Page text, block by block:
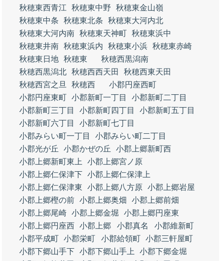
秋穂東西青江
秋穂東中野
秋穂東金山嶺
秋穂東中条
秋穂東北条
秋穂東大河内北
秋穂東大河内南 秋穂東天神町 秋穂東浜中
秋穂東井南 秋穂東浜内 秋穂東小浜 秋穂東赤崎
秋穂東日地 秋穂東
秋穂西黒潟南
秋穂西黒潟北 秋穂西西天田
秋穂西東天田
秋穂西宮之旦
秋穂西
小郡円座西町
小郡円座東町 小郡新町一丁目
小郡新町二丁目
小郡新町三丁目
小郡新町四丁目
小郡新町五丁目
小郡新町六丁目
小郡新町七丁目
小郡みらい町一丁目
小郡みらい町二丁目
小郡光が丘
小郡かぜの丘
小郡上郷新町西
小郡上郷新町東上
小郡上郷宮ノ原
小郡上郷仁保津下 小郡上郷仁保津上
小郡上郷仁保津東
小郡上郷八方原 小郡上郷岩屋
小郡上郷樫の前 小郡上郷奥畑
小郡上郷前畑
小郡上郷尾崎 小郡上郷金堀
小郡上郷円座東
小郡上郷円座西 小郡上郷 小郡真名
小郡維新町
小郡平成町 小郡栄町 小郡給領町 小郡三軒屋町
小郡下郷山手下 小郡下郷山手上
小郡下郷金堀